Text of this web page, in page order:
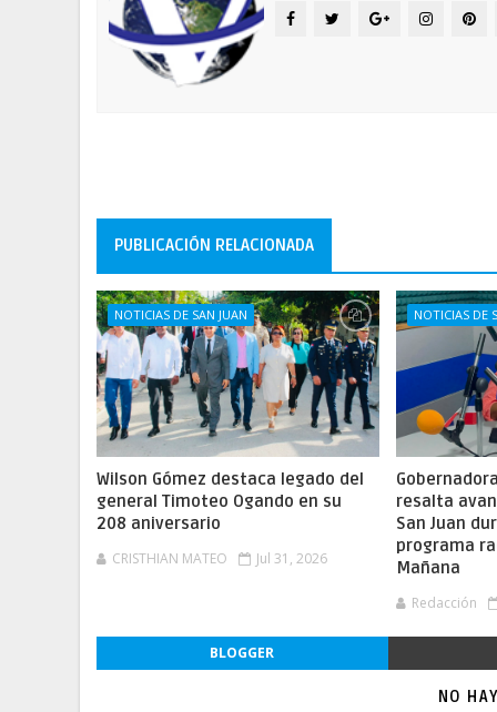
PUBLICACIÓN RELACIONADA
NOTICIAS DE SAN JUAN
Wilson Gómez destaca legado del
general Timoteo Ogando en su
208 aniversario
CRISTHIAN MATEO Jul 31, 2026
NOTICIAS DE
resalta
San Juan
programa
Mañana
Redacción
BLOGGER
NO